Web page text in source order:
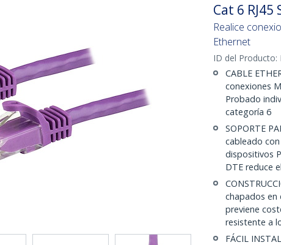
Cat 6
Realice
Ethernet
ID del Producto:
CABLE
conexiones
Probado
categoría 6
SOPORTE
cableado
dispositivos
DTE reduce
chapados en
previene
resistente a
FÁCIL